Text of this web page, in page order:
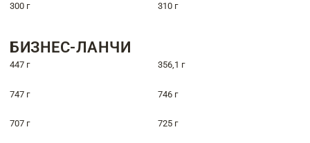
300 г 310 г
БИЗНЕС-ЛАНЧИ
447 г 356,1 г
747 г 746 г
707 г 725 г